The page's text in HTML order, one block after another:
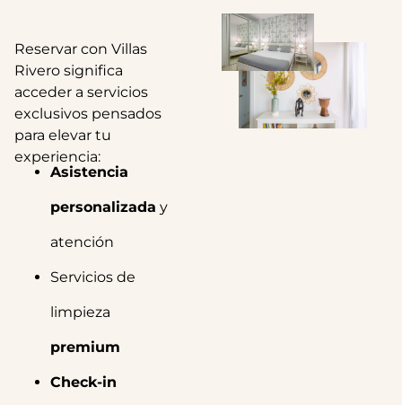
Reservar con Villas
Rivero significa
acceder a servicios
exclusivos pensados
para elevar tu
experiencia:
Asistencia
personalizada y
atención
Servicios de
limpieza
premium
Check-in